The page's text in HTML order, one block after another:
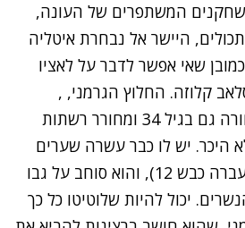
המשתפרים של העונה,
היישר אל נבחרת איטליה
שאי אפשר לדבר על לאציו
קלוזה. החלוץ הגרמני, ,
ממשיך לספק את הסחורה גם בגיל 34 ומחורר רשתות
היכר. יש לו כבר עשרה שערים
העונה (בכל העונה שעברה כבש 12), והוא סוחב על גבו
יכול להיות שלוטיטו כל כך